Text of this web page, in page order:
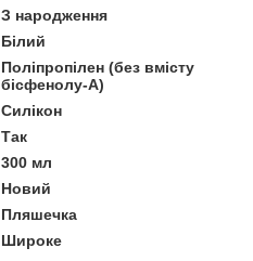
З народження
Білий
Поліпропілен (без вмісту
бісфенолу-А)
Силікон
Так
300 мл
Новий
Пляшечка
Широке